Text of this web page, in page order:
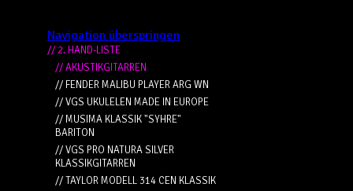
Navigation überspringen
// 2. HAND-LISTE
// AKUSTIKGITARREN
// FENDER MALIBU PLAYER ARG WN
// VGS UKULELEN MADE IN EUROPE
// MUSIMA KLASSIK "SYHRE"
BARITON
// VGS PRO NATURA SILVER
KLASSIKGITARREN
// TAYLOR MODELL 314 CEN KLASSIK